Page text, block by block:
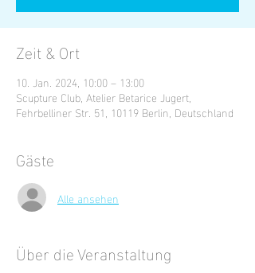
Zeit & Ort
10. Jan. 2024, 10:00 – 13:00
Scupture Club, Atelier Betarice Jugert,
Fehrbelliner Str. 51, 10119 Berlin, Deutschland
Gäste
Alle ansehen
Über die Veranstaltung